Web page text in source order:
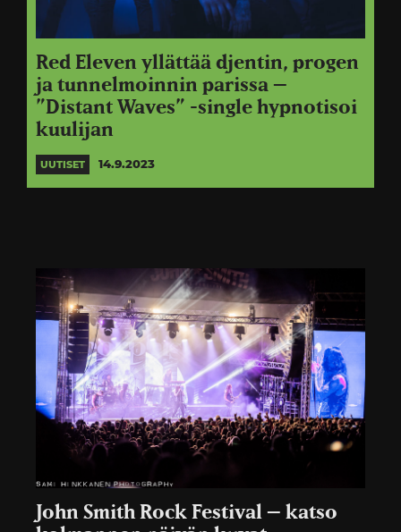
Red Eleven yllättää djentin, progen
ja tunnelmoinnin parissa –
”Distant Waves” -single hypnotisoi
kuulijan
UUTISET 14.9.2023
John Smith Rock Festival – katso